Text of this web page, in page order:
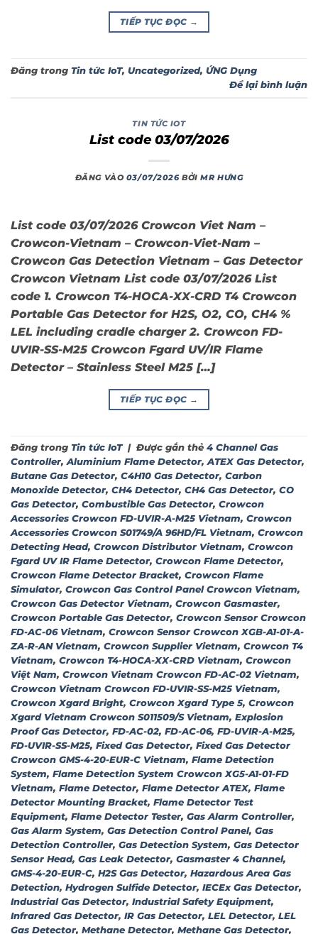
TIẾP TỤC ĐỌC →
Đăng trong Tin tức IoT, Uncategorized, ỨNG Dụng
Để lại bình luận
TIN TỨC IOT
List code 03/07/2026
ĐĂNG VÀO 03/07/2026 BỞIMR HƯNG
List code 03/07/2026 Crowcon Viet Nam –
Crowcon-Vietnam – Crowcon-Viet-Nam –
Crowcon Gas Detection Vietnam – Gas Detector
Crowcon Vietnam List code 03/07/2026 List
code 1. Crowcon T4-HOCA-XX-CRD T4 Crowcon
Portable Gas Detector for H2S, O2, CO, CH4 %
LEL including cradle charger 2. Crowcon FD-
UVIR-SS-M25 Crowcon Fgard UV/IR Flame
Detector – Stainless Steel M25 […]
TIẾP TỤC ĐỌC →
Đăng trong Tin tức IoT | Được gắn thẻ 4 Channel Gas
Controller,Aluminium Flame Detector,ATEX Gas Detector,
Butane Gas Detector, C4H10 Gas Detector, Carbon
Monoxide Detector, CH4 Detector, CH4 Gas Detector, CO
Gas Detector, Combustible Gas Detector, Crowcon
Accessories Crowcon FD-UVIR-A-M25 Vietnam, Crowcon
Accessories Crowcon S01749/A 96HD/FL Vietnam, Crowcon
Detecting Head, Crowcon Distributor Vietnam, Crowcon
Fgard UV IR Flame Detector, Crowcon Flame Detector,
Crowcon Flame Detector Bracket, Crowcon Flame
Simulator, Crowcon Gas Control Panel Crowcon Vietnam,
Crowcon Gas Detector Vietnam, Crowcon Gasmaster,
Crowcon Portable Gas Detector, Crowcon Sensor Crowcon
FD-AC-06 Vietnam, Crowcon Sensor Crowcon XGB-A1-01-A-
ZA-R-AN Vietnam, Crowcon Supplier Vietnam, Crowcon T4
Vietnam, Crowcon T4-HOCA-XX-CRD Vietnam, Crowcon
Việt Nam, Crowcon Vietnam Crowcon FD-AC-02 Vietnam,
Crowcon Vietnam Crowcon FD-UVIR-SS-M25 Vietnam,
Crowcon Xgard Bright, Crowcon Xgard Type 5, Crowcon
Xgard Vietnam Crowcon S011509/S Vietnam, Explosion
Proof Gas Detector, FD-AC-02, FD-AC-06, FD-UVIR-A-M25,
FD-UVIR-SS-M25, Fixed Gas Detector, Fixed Gas Detector
Crowcon GMS-4-20-EUR-C Vietnam, Flame Detection
System, Flame Detection System Crowcon XG5-A1-01-FD
Vietnam, Flame Detector, Flame Detector ATEX, Flame
Detector Mounting Bracket, Flame Detector Test
Equipment, Flame Detector Tester, Gas Alarm Controller,
Gas Alarm System, Gas Detection Control Panel, Gas
Detection Controller, Gas Detection System, Gas Detector
Sensor Head, Gas Leak Detector, Gasmaster 4 Channel,
GMS-4-20-EUR-C, H2S Gas Detector, Hazardous Area Gas
Detection, Hydrogen Sulfide Detector, IECEx Gas Detector,
Industrial Gas Detector, Industrial Safety Equipment,
Infrared Gas Detector, IR Gas Detector, LEL Detector, LEL
Gas Detector, Methane Detector, Methane Gas Detector,